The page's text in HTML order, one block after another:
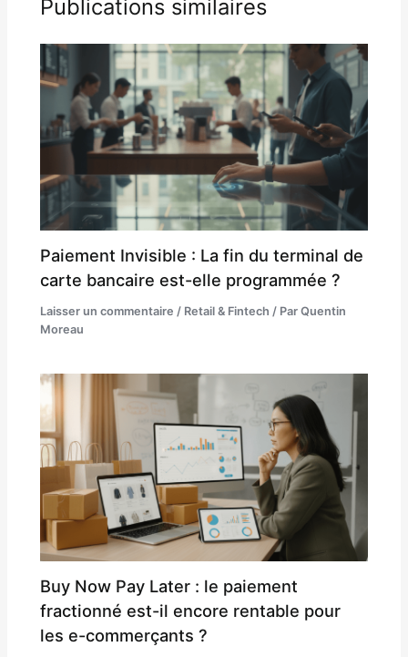
Publications similaires
Paiement Invisible : La fin du terminal de
carte bancaire est-elle programmée ?
Laisser un commentaire / Retail & Fintech / ParQuentin
Moreau
Buy Now Pay Later : le paiement
fractionné est-il encore rentable pour
les e-commerçants ?